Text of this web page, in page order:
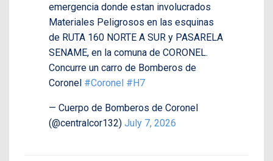
emergencia donde estan involucrados
Materiales Peligrosos en las esquinas
de RUTA 160 NORTE A SUR y PASARELA
SENAME, en la comuna de CORONEL.
Concurre un carro de Bomberos de
Coronel #Coronel #H7
— Cuerpo de Bomberos de Coronel
(@centralcor132) July 7, 2026